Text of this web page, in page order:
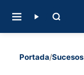
Portada/Sucesos